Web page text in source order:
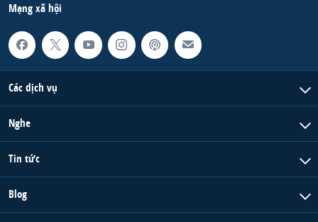
Mạng xã hội
Các dịch vụ
Nghe
Tin tức
Blog